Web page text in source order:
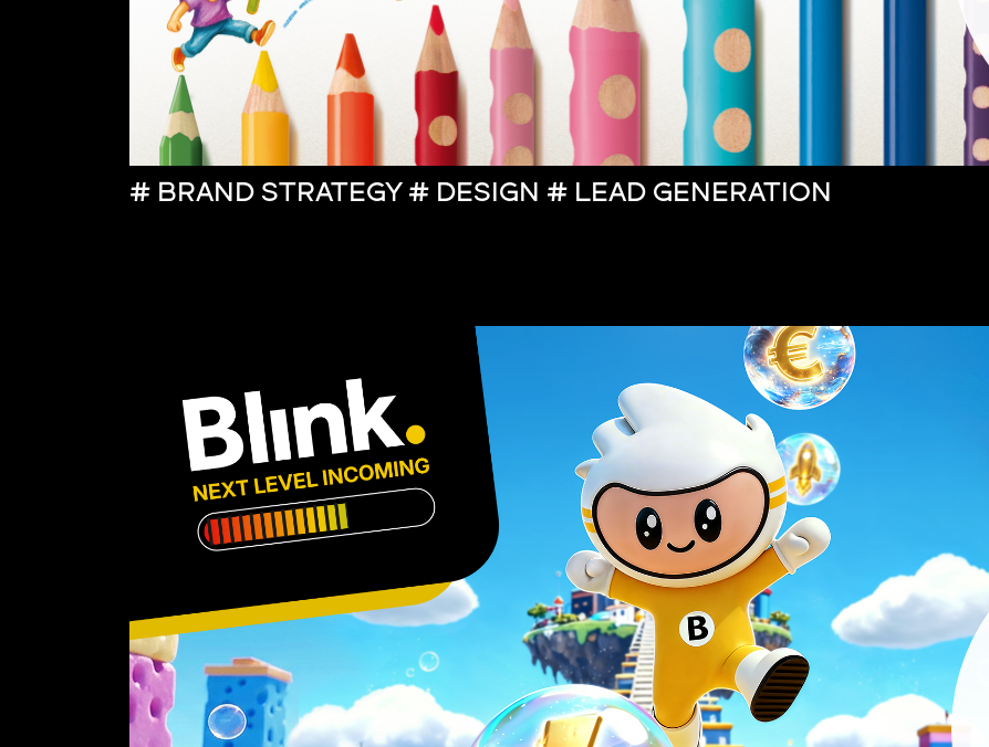
# BRAND STRATEGY # DESIGN # LEAD GENERATION